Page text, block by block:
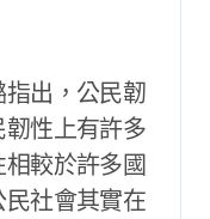
出，公民韌
性上有許多
較於許多國
社會其實在